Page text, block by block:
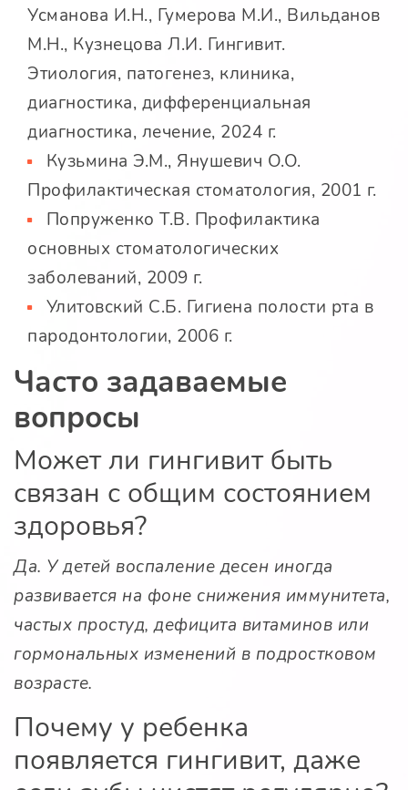
Усманова И.Н., Гумерова М.И., Вильданов
М.Н., Кузнецова Л.И. Гингивит.
Этиология, патогенез, клиника,
диагностика, дифференциальная
диагностика, лечение, 2024 г.
Кузьмина Э.М., Янушевич О.О.
Профилактическая стоматология, 2001 г.
Попруженко Т.В. Профилактика
основных стоматологических
заболеваний, 2009 г.
Улитовский С.Б. Гигиена полости рта в
пародонтологии, 2006 г.
Часто задаваемые
вопросы
Может ли гингивит быть
связан с общим состоянием
здоровья?
Да. У детей воспаление десен иногда
развивается на фоне снижения иммунитета,
частых простуд, дефицита витаминов или
гормональных изменений в подростковом
возрасте.
Почему у ребенка
появляется гингивит, даже